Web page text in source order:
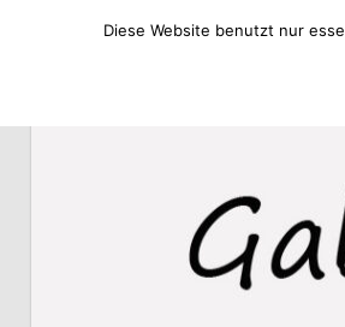
Diese Website benutzt nur